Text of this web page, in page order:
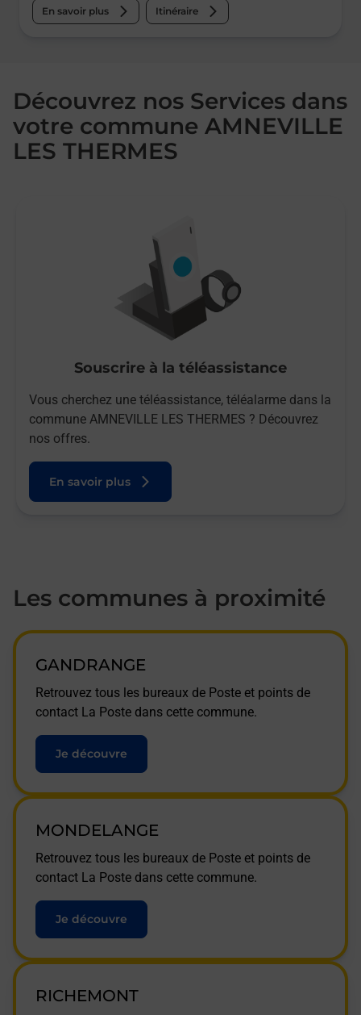
En savoir plus Itinéraire
Découvrez nos Services dans
votre commune AMNEVILLE
LES THERMES
Souscrire à la téléassistance
Vous cherchez une téléassistance, téléalarme dans la
commune AMNEVILLE LES THERMES ? Découvrez
nos offres.
En savoir plus
Les communes à proximité
GANDRANGE
Retrouvez tous les bureaux de Poste et points de
contact La Poste dans cette commune.
Je découvre
MONDELANGE
Retrouvez tous les bureaux de Poste et points de
contact La Poste dans cette commune.
Je découvre
RICHEMONT